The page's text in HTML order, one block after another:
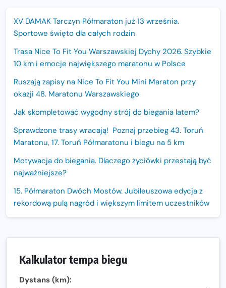
XV DAMAK Tarczyn Półmaraton już 13 września.
Sportowe święto dla całych rodzin
Trasa Nice To Fit You Warszawskiej Dychy 2026. Szybkie
10 km i emocje największego maratonu w Polsce
Ruszają zapisy na Nice To Fit You Mini Maraton przy
okazji 48. Maratonu Warszawskiego
Jak skompletować wygodny strój do biegania latem?
Sprawdzone trasy wracają! Poznaj przebieg 43. Toruń
Maratonu, 17. Toruń Półmaratonu i biegu na 5 km
Motywacja do biegania. Dlaczego życiówki przestają być
najważniejsze?
15. Półmaraton Dwóch Mostów. Jubileuszowa edycja z
rekordową pulą nagród i większym limitem uczestników
Oficjalna koszulka LOTTO 25. Poznań Maratonu!
Amazfit Balance 3: Kompleksowe narzędzie dla biegacza
Kalkulator tempa biegu
Dystans (km):